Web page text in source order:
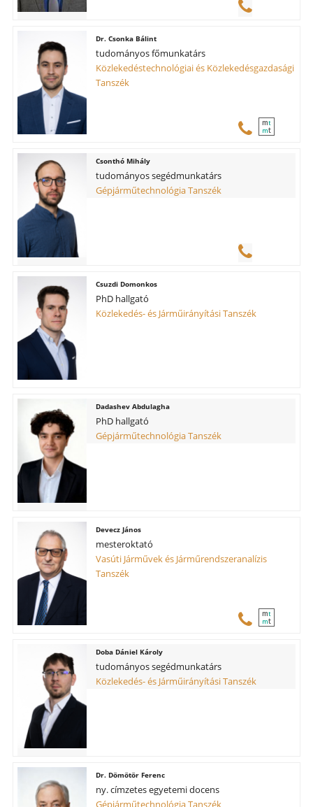
Csonka Bálint
tudományos főmunkatárs
Közlekedéstechnológiai és Közlekedésgazdasági
Tanszék
mt
mt
Csonthó Mihály
tudományos segédmunkatárs
Gépjárműtechnológia Tanszék
Csuzdi Domonkos
PhD hallgató
Közlekedés- és Járműirányítási Tanszék
Dadashev Abdulagha
PhD hallgató
Gépjárműtechnológia Tanszék
Devecz János
mesteroktató
Vasúti Járművek és Járműrendszeranalízis
Tanszék
mt
mt
Doba Dániel Károly
tudományos segédmunkatárs
Közlekedés- és Járműirányítási Tanszék
Dömötör Ferenc
ny. címzetes egyetemi docens
Gépjárműtechnológia Tanszék